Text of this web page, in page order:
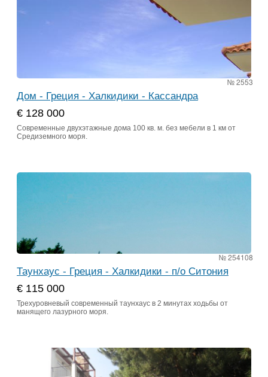
№ 2553
Дом - Греция - Халкидики - Кассандра
€ 128 000
Современные двухэтажные дома 100 кв. м. без мебели в 1 км от
Средиземного моря.
№ 254108
Таунхаус - Греция - Халкидики - п/о Ситония
€ 115 000
Трехуровневый современный таунхаус в 2 минутах ходьбы от
манящего лазурного моря.